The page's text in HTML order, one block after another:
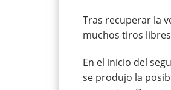
Tras recuperar la
muchos tiros
En el inicio del
se produjo la